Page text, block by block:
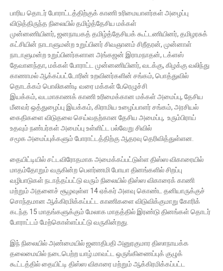
பாரிய தொடர் போராட்டத்திற்குக் காணி உரிமையாளர்கள் அழைப்பு
விடுத்திருந்த நிலையில் தமிழ்த்தேசிய மக்கள்
முன்னணியினர், ஜனநாயகத் தமிழ்த்தேசியக் கூட்டணியினர், தமிழரசுக்
கட்சியின் நாடாளுமன்ற உறுப்பினர் சிவஞானம் சிறீதரன், முன்னாள்
நாடாளுமன்ற உறுப்பினர்களான அங்கஜன் இராமநாதன், டக்ளஸ்
தேவானந்தா, மக்கள் போராட்ட முன்னணியினர், வடக்கு, கிழக்கு வலிந்து
காணாமல் ஆக்கப்பட்டோரின் உறவினர்களின் சங்கம், பொத்துவில்
தொடக்கம் பொலிகண்டி வரை மக்கள் பேரெழுச்சி
இயக்கம், வடமாகாணக் காணி உரிமைக்கான மக்கள் அமைப்பு, தேசிய
மீனவர் ஒத்துழைப்பு இயக்கம், கிராமிய உழைப்பாளர் சங்கம், அரசியல்
கைதிகளை விடுதலை செய்வதற்கான தேசிய அமைப்பு, உரும்பிராய்
உதவும் நண்பர்கள் அமைப்பு உள்ளிட்ட பல்வேறு சிவில்
சமூக அமைப்புக்களும் போராட்டத்திற்கு ஆதரவு தெரிவித்துள்ளன.
தையிட்டியில் சட்டவிரோதமாக அமைக்கப்பட்டுள்ள திஸ்ஸ விகாரையில்
மாதம்தோறும் வருகின்ற பெளர்ணமி போயா தினங்களில் சிறப்பு
வழிபாடுகள் நடாத்தப்பட்டு வரும் நிலையில் திஸ்ஸ விகாரைக் காணி
மற்றும் அதனைச் சூழவுள்ள 14 ஏக்கர் அளவு கொண்ட தனியாருக்குச்
சொந்தமான ஆக்கிரமிக்கப்பட்ட காணிகளை விடுவிக்குமாறு கோரிக்
கடந்த 15 மாதங்களுக்கும் மேலாக மாதத்தில் இரண்டு தினங்கள் தொடர்
போராட்டம் மேற்கொள்ளப்பட்டு வருகின்றது.
இந் நிலையில் அண்மையில் ஜனாதிபதி அனுரகுமார திஸாநாயக்க
தலைமையில் நடைபெற்ற யாழ்.மாவட்ட ஒருங்கிணைப்புக் குழுக்
கூட்டத்தில் தையிட்டி திஸ்ஸ விகாரை மற்றும் ஆக்கிரமிக்கப்பட்ட